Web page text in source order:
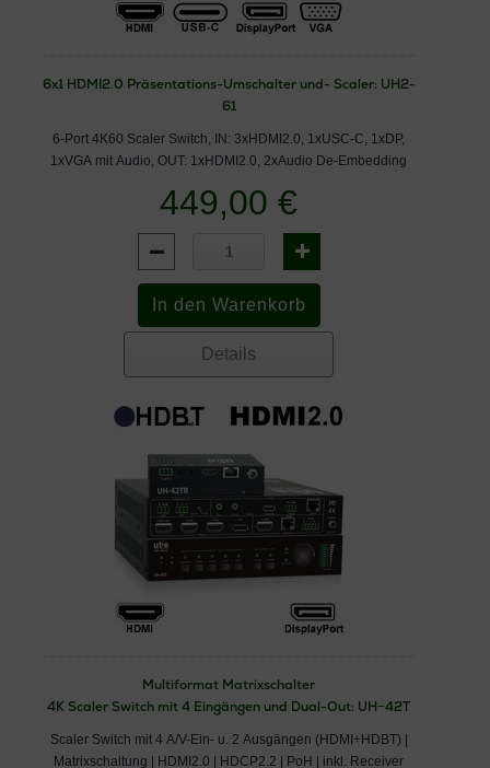
6x1 HDMI2.0 Präsentations-Umschalter und- Scaler: UH2-
61
6-Port 4K60 Scaler Switch, IN: 3xHDMI2.0, 1xUSC-C, 1xDP,
1xVGA mit Audio, OUT: 1xHDMI2.0, 2xAudio De-Embedding
449,00 €
Details
Multiformat Matrixschalter
4K Scaler Switch mit 4 Eingängen und Dual-Out: UH−42T
Scaler Switch mit 4 A/V-Ein- u. 2 Ausgängen (HDMI+HDBT) |
Matrixschaltung | HDMI2.0 | HDCP2.2 | PoH | inkl. Receiver